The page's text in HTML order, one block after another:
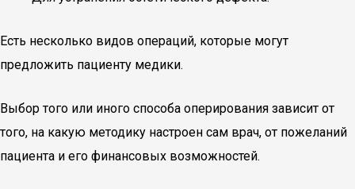
Есть несколько видов операций, которые могут
предложить пациенту медики.
Выбор того или иного способа оперирования зависит от
того, на какую методику настроен сам врач, от пожеланий
пациента и его финансовых возможностей.